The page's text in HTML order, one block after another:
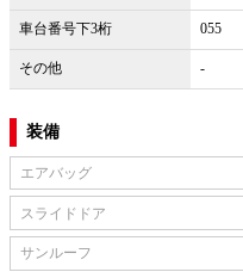
車台番号下3桁 055
その他 -
装備
エアバッグ
スライドドア
サンルーフ